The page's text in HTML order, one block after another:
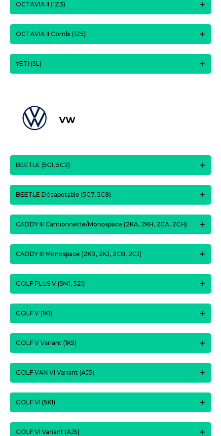
OCTAVIA II (1Z3)
OCTAVIA II Combi (1Z5)
YETI (5L)
VW
BEETLE (5C1, 5C2)
BEETLE Décapotable (5C7, 5C8)
CADDY III Camionnette/Monospace (2KA, 2KH, 2CA, 2CH)
CADDY III Monospace (2KB, 2KJ, 2CB, 2CJ)
GOLF PLUS V (5M1, 521)
GOLF V (1K1)
GOLF V Variant (1K5)
GOLF VAN VI Variant (AJ5)
GOLF VI (5K1)
GOLF VI Variant (AJ5)